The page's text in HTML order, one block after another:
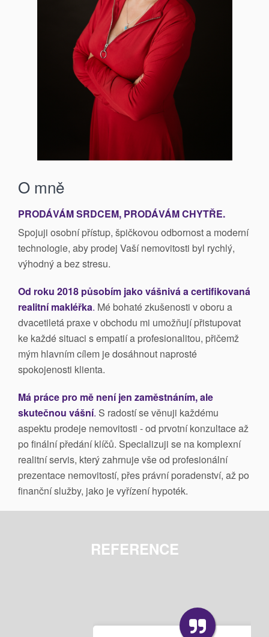
O mně
PRODÁVÁM SRDCEM, PRODÁVÁM CHYTŘE.
Spojuji osobní přístup, špičkovou odbornost a moderní
technologie, aby prodej Vaší nemovitosti byl rychlý,
výhodný a bez stresu.
Od roku 2018 působím jako vášnivá a certifikovaná
realitní makléřka. Mé bohaté zkušenosti v oboru a
dvacetiletá praxe v obchodu mi umožňují přistupovat
ke každé situaci s empatií a profesionalitou, přičemž
mým hlavním cílem je dosáhnout naprosté
spokojenosti klienta.
Má práce pro mě není jen zaměstnáním, ale
skutečnou vášní. S radostí se věnuji každému
aspektu prodeje nemovitosti - od prvotní konzultace až
po finální předání klíčů. Specializuji se na komplexní
realitní servis, který zahrnuje vše od profesionální
prezentace nemovitostí, přes právní poradenství, až po
finanční služby, jako je vyřízení hypoték.
REFERENCE